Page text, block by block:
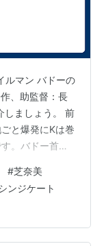
ルマン バドーの
、助監督：長
しましょう。 前
と爆発にKは巻
。バドー首領
目的は引き上
刻より行動を
た原子エネル
でありま
#芝奈美
ンジケート